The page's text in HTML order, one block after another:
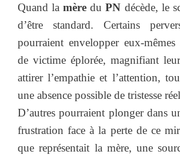
Quand lamère duPN décède, le
d’être standard. Certains
pourraient envelopper eux-
de victime éplorée, magnifiant
attirer l’empathie et l’attention,
une absence possible de tristesse
D’autres pourraient plonger dans
frustration face à la perte de ce
que représentait la mère, une